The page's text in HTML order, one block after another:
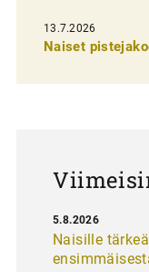
e
13.7.2026
Naiset
Naisille
5.8.2026